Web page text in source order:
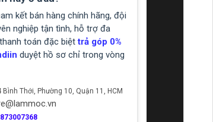
kết bán hàng chính hãng, đội
nghiệp tận tình, hỗ trợ đa
toán đặc biệttrả góp 0%
duyệt hồ sơ chỉ trong vòng
Bình Thới, Phường 10, Quận 11, HCM